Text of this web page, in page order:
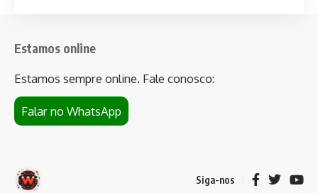
Estamos online
Estamos sempre online. Fale conosco:
Falar no WhatsApp
Siga-nos